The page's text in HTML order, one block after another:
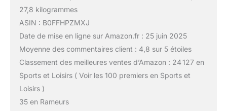
27,8 kilogrammes
ASIN : B0FFHPZMXJ
Date de mise en ligne sur Amazon.fr : 25 juin 2025
Moyenne des commentaires client : 4,8 sur 5 étoiles
Classement des meilleures ventes d’Amazon : 24 127 en
Sports et Loisirs ( Voir les 100 premiers en Sports et
Loisirs )
35 en Rameurs